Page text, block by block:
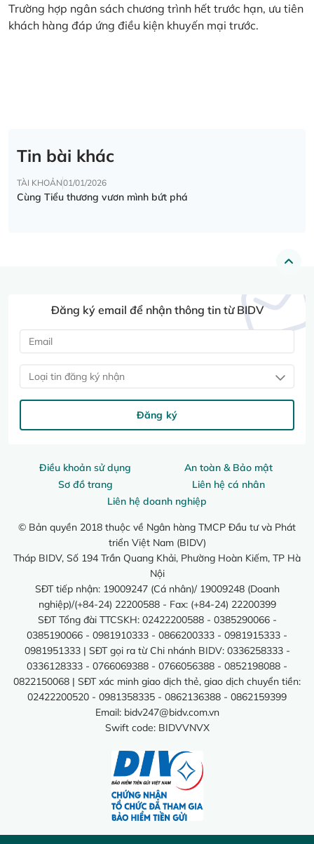
Trường hợp ngân sách chương trình hết trước hạn, ưu tiên
khách hàng đáp ứng điều kiện khuyến mại trước.
Tin bài khác
TÀI KHOẢN01/01/2026
Cùng Tiểu thương vươn mình bứt phá
Điều khoản sử dụng
An toàn & Bảo mật
Sơ đồ trang
Liên hệ cá nhân
Liên hệ doanh nghiệp
© Bản quyền 2018 thuộc về Ngân hàng TMCP Đầu tư và Phát
triển Việt Nam (BIDV)
Tháp BIDV, Số 194 Trần Quang Khải, Phường Hoàn Kiếm, TP Hà
Nội
SĐT tiếp nhận: 19009247 (Cá nhân)/ 19009248 (Doanh
nghiệp)/(+84-24) 22200588 - Fax: (+84-24) 22200399
SĐT Tổng đài TTCSKH: 02422200588 - 0385290066 -
0385190066 - 0981910333 - 0866200333 - 0981915333 -
0981951333 | SĐT gọi ra từ Chi nhánh BIDV: 0336258333 -
0336128333 - 0766069388 - 0766056388 - 0852198088 -
0822150068 | SĐT xác minh giao dịch thẻ, giao dịch chuyển tiền:
02422200520 - 0981358335 - 0862136388 - 0862159399
Email: bidv247@bidv.com.vn
Swift code: BIDVVNVX
Đăng ký email để nhận thông tin từ BIDV
Loại tin đăng ký nhận
Đăng ký